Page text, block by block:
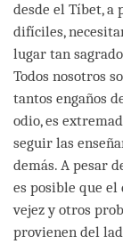
desde el Tíbet, a
difíciles,
lugar tan
Todos nosotros
tantos engaños
odio, es
seguir las
demás. A pesar
es posible que
vejez y otros
provienen del